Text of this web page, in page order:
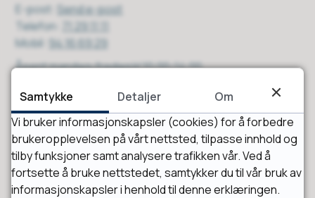
E-post
Send e-post
Telefon
71 29 11 11
Mobil 94 16 69 29
Åpent mandag-fredag kl 10:00-14:00.
Åpningstider
Mandag - fredag
kl. 10:00 - 14:00
Samtykke Detaljer
Om
Vi bruker informasjonskapsler (cookies) for å forbedre
brukeropplevelsen på vårt nettsted, tilpasse innhold og
tilby funksjoner samt analysere trafikken vår. Ved å
fortsette å bruke nettstedet, samtykker du til vår bruk av
informasjonskapsler i henhold til denne erklæringen.